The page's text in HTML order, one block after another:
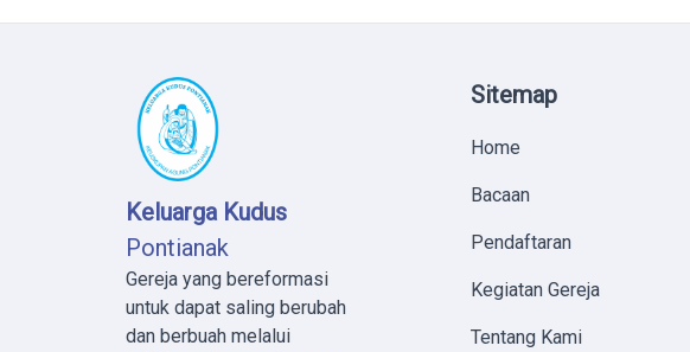
Keluarga Kudus
Pontianak
Gereja yang bereformasi
untuk dapat saling berubah
dan berbuah melalui
Sitemap
Home
Bacaan
Pendaftaran
Kegiatan Gereja
Tentang Kami